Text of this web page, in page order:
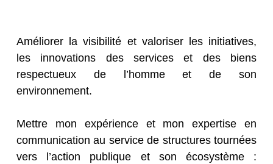
Améliorer la visibilité et valoriser les initiatives,
les innovations des services et des biens
respectueux de l’homme et de son
environnement.
Mettre mon expérience et mon expertise en
communication au service de structures tournées
vers l’action publique et son écosystème :